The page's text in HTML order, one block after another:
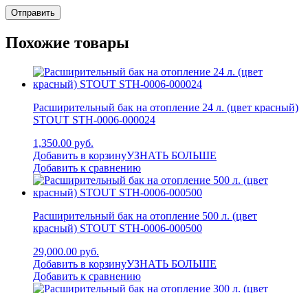
Похожие товары
Расширительный бак на отопление 24 л. (цвет красный)
STOUT STH-0006-000024
1,350.00 руб.
Добавить в корзинуУЗНАТЬ БОЛЬШЕ
Добавить к сравнению
Расширительный бак на отопление 500 л. (цвет
красный) STOUT STH-0006-000500
29,000.00 руб.
Добавить в корзинуУЗНАТЬ БОЛЬШЕ
Добавить к сравнению